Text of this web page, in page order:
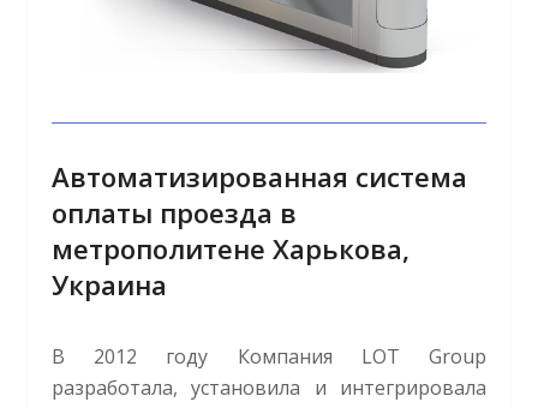
Автоматизированная система
оплаты проезда в
метрополитене Харькова,
Украина
В 2012 году Компания LOT Group
разработала, установила и интегрировала